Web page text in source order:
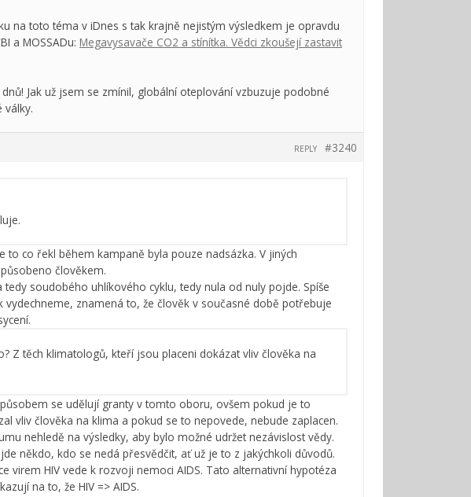
na toto téma v iDnes s tak krajně nejistým výsledkem je opravdu
a MOSSADu: Megavysavače CO2 a stínítka. Vědci zkoušejí zastavit
Jak už jsem se zmínil, globální oteplování vzbuzuje podobné
#3240
REPLY
to co řekl během kampaně byla pouze nadsázka. V jiných
člověkem.
soudobého uhlíkového cyklu, tedy nula od nuly pojde. Spíše
znamená to, že člověk v současné době potřebuje
Z těch klimatologů, kteří jsou placeni dokázat vliv člověka na
se udělují granty v tomto oboru, ovšem pokud je to
vliv člověka na klima a pokud se to nepovede, nebude zaplacen.
nehledě na výsledky, aby bylo možné udržet nezávislost vědy.
někdo, kdo se nedá přesvědčit, ať už je to z jakýchkoli důvodů.
HIV vede k rozvoji nemoci AIDS. Tato alternativní hypotéza
na to, že HIV => AIDS.